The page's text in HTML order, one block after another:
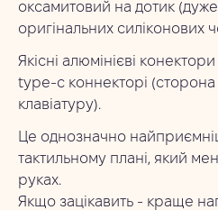
оксамитовий на дотик
оригінальних силіконових
Якісні алюмінієві конектори
type-c коннекторі (сторона
клавіатуру).
Це однозначно
тактильному плані, який
руках.
Якщо зацікавить - краще